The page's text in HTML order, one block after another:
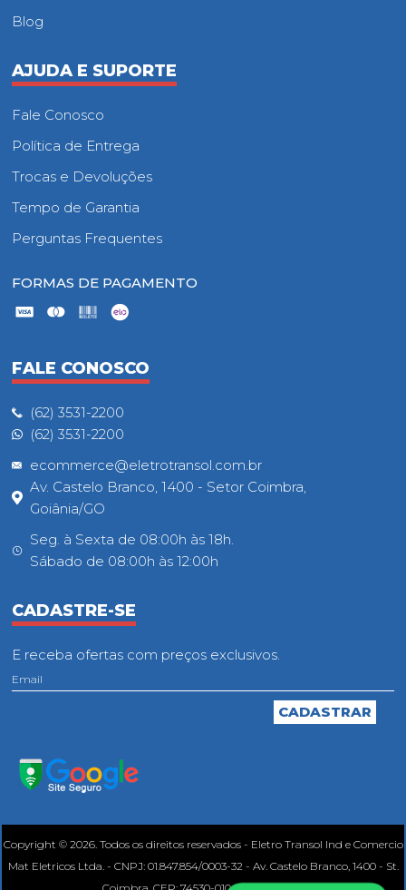
Blog
AJUDA E SUPORTE
Fale Conosco
Política de Entrega
Trocas e Devoluções
Tempo de Garantia
Perguntas Frequentes
FORMAS DE PAGAMENTO
FALE CONOSCO
(62) 3531-2200
(62) 3531-2200
ecommerce@eletrotransol.com.br
Av. Castelo Branco, 1400 - Setor Coimbra,
Goiânia/GO
Seg. à Sexta de 08:00h às 18h.
Sábado de 08:00h às 12:00h
CADASTRE-SE
E receba ofertas com preços exclusivos.
Copyright © 2026. Todos os direitos reservados - Eletro Transol Ind e Comercio
Mat Eletricos Ltda. - CNPJ: 01.847.854/0003-32 - Av. Castelo Branco, 1400 - St.